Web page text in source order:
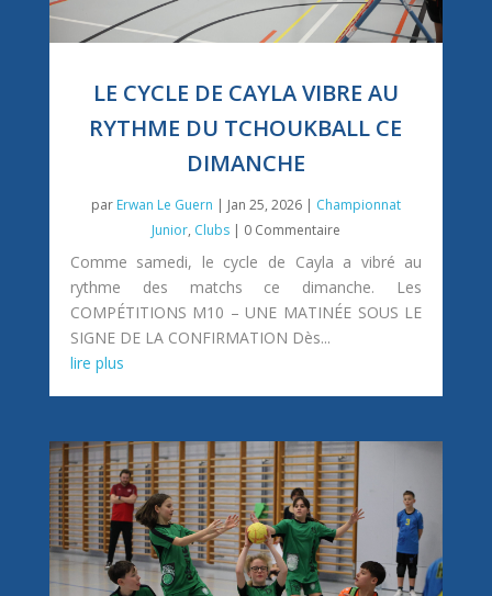
LE CYCLE DE CAYLA VIBRE AU
RYTHME DU TCHOUKBALL CE
DIMANCHE
par Erwan Le Guern | Jan 25, 2026| Championnat
Junior, Clubs| 0 Commentaire
Comme samedi, le cycle de Cayla a vibré au
rythme des matchs ce dimanche. Les
COMPÉTITIONS M10 – UNE MATINÉE SOUS LE
SIGNE DE LA CONFIRMATION Dès...
lire plus